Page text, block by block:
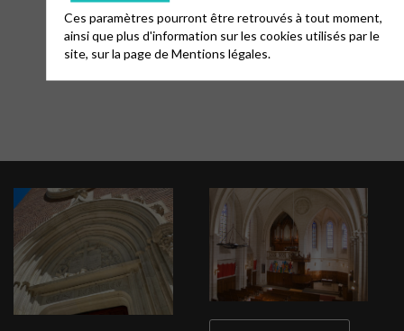
Ces paramètres pourront être retrouvés à tout moment,
ainsi que plus d'information sur les cookies utilisés par le
site, sur la page deMentions légales.